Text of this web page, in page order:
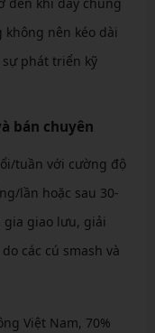
nên kéo dài
phát triển kỹ
bán chuyên
tuần với cường độ
lần hoặc sau 30-
giao lưu, giải
các cú smash và
Việt Nam, 70%